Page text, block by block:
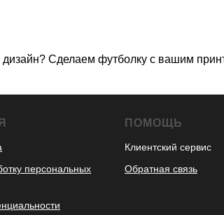
Сделаем футболку с вашим
персональных
ПОМОЩЬ
Клиентский сервис
Обратная связь